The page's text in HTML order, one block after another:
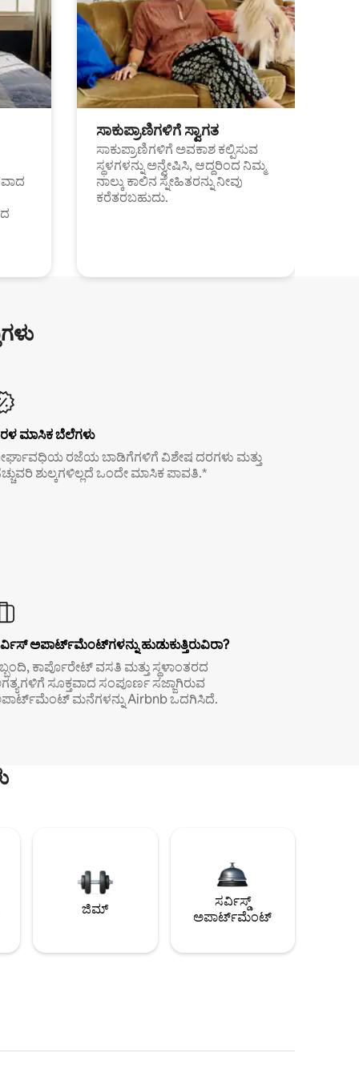
ಸಾಕುಪ್ರಾಣಿಗಳಿಗೆ ಸ್ವಾಗತ
ಸಾಕುಪ್ರಾಣಿಗಳಿಗೆ ಅವಕಾಶ ಕಲ್ಪಿಸುವ
ಸ್ಥಳಗಳನ್ನು ಅನ್ವೇಷಿಸಿ, ಆದ್ದರಿಂದ ನಿಮ್ಮ
ನಾಲ್ಕು ಕಾಲಿನ ಸ್ನೇಹಿತರನ್ನು ನೀವು
ಕರೆತರಬಹುದು.
ಮಾಸಿಕ ಬೆಲೆಗಳು
ರಜೆಯ ಬಾಡಿಗೆಗಳಿಗೆ ವಿಶೇಷ ದರಗಳು ಮತ್ತು
ಶುಲ್ಕಗಳಿಲ್ಲದೆ ಒಂದೇ ಮಾಸಿಕ ಪಾವತಿ.*
ಅಪಾರ್ಟ್‌ಮೆಂಟ್‌ಗಳನ್ನು ಹುಡುಕುತ್ತಿರುವಿರಾ?
ಕಾರ್ಪೊರೇಟ್ ವಸತಿ ಮತ್ತು ಸ್ಥಳಾಂತರದ
ಸೂಕ್ತವಾದ ಸಂಪೂರ್ಣ ಸಜ್ಜಾಗಿರುವ
ಮನೆಗಳನ್ನು Airbnb ಒದಗಿಸಿದೆ.
ಜಿಮ್
ಸರ್ವಿಸ್ಡ್
ಅಪಾರ್ಟ್‌ಮೆಂಟ್